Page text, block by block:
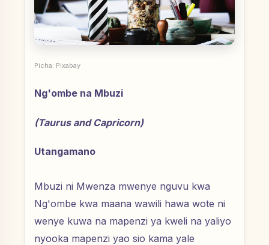
Picha: Pixabay
Ng'ombe na Mbuzi
(Taurus and Capricorn)
Utangamano
Mbuzi ni Mwenza mwenye nguvu kwa
Ng'ombe kwa maana wawili hawa wote ni
wenye kuwa na mapenzi ya kweli na yaliyo
nyooka mapenzi yao sio kama yale